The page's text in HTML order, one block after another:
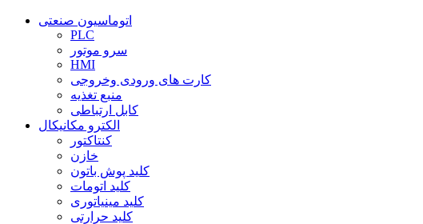
اتوماسیون صنعتی
PLC
سرو موتور
HMI
کارت های ورودی وخروجی
منبع تغذیه
کابل ارتباطی
الکترو مکانیکال
کنتاکتور
خازن
کلید پوش باتون
کلید اتومات
کلید مینیاتوری
کلید حرارتی